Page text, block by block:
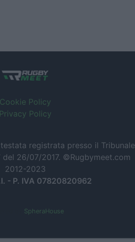
Cookie Policy
Privacy Policy
registrata presso il Tribunale
del 26/07/2017. ©Rugbymeet.com
2012-2023
- P. IVA 07820820962
SpheraHouse